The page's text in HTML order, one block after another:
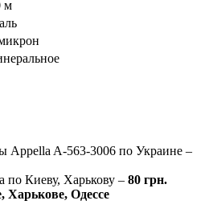
м
Appella A-563-3006 по Украине –
по Киеву, Харькову – 80 грн.
Харькове, Одессе